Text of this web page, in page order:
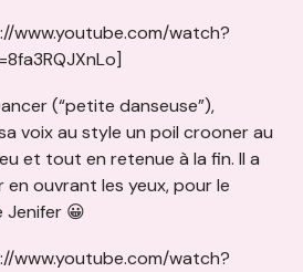
www.youtube.com/watch?
(“petite danseuse”),
voix au style un poil crooner au
et tout en retenue à la fin. Il a
ouvrant les yeux, pour le
Jenifer 😀
www.youtube.com/watch?